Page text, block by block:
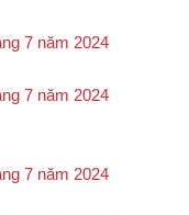
7 năm 2024
7 năm 2024
7 năm 2024